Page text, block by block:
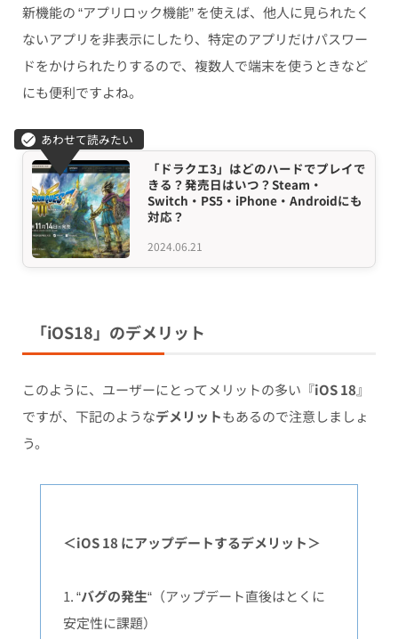
新機能の “アプリロック機能” を使えば、他人に見られたく
ないアプリを非表示にしたり、特定のアプリだけパスワー
ドをかけられたりするので、複数人で端末を使うときなど
にも便利ですよね。
2024.06.21
「ドラクエ3」はどのハードでプレイで
きる？発売日はいつ？Steam・
Switch・PS5・iPhone・Androidにも
対応？
「iOS18」のデメリット
このように、ユーザーにとってメリットの多い『iOS 18』
ですが、下記のようなデメリットもあるので注意しましょ
う。
＜iOS 18 にアップデートするデメリット＞
1. “バグの発生“（アップデート直後はとくに
安定性に課題）